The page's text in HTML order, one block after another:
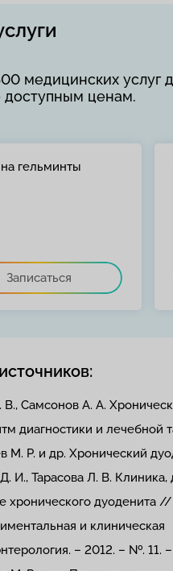
медицинских услуг
доступным ценам.
гельминты
Записаться
Самсонов А. А.
диагностики и лечебной
М. Р. и др. Хронический
И., Тарасова Л. В. Клиника,
хронического дуоденита //
и клиническая
– 2012. – №. 11.